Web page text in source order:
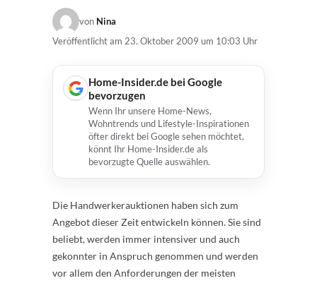
von Nina
Veröffentlicht am 23. Oktober 2009 um 10:03 Uhr
Home-Insider.de bei Google
bevorzugen
Wenn Ihr unsere Home-News,
Wohntrends und Lifestyle-Inspirationen
öfter direkt bei Google sehen möchtet,
könnt Ihr Home-Insider.de als
bevorzugte Quelle auswählen.
Die Handwerkerauktionen haben sich zum
Angebot dieser Zeit entwickeln können. Sie sind
beliebt, werden immer intensiver und auch
gekonnter in Anspruch genommen und werden
vor allem den Anforderungen der meisten